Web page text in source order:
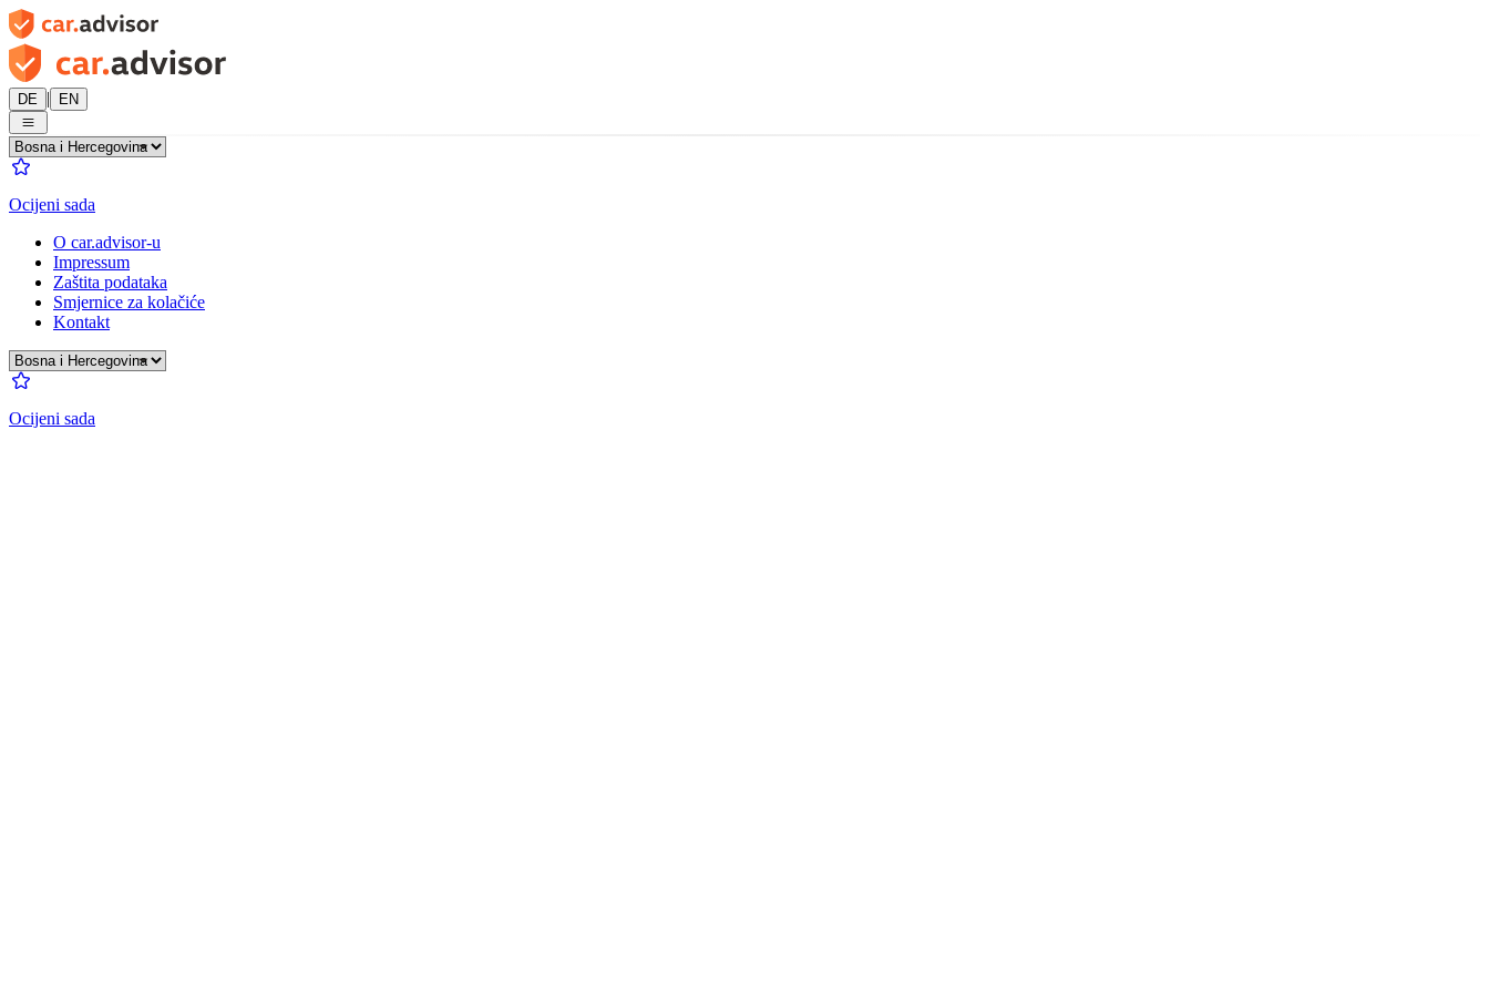
DE | EN
Ocijeni sada
O car.advisor-u
Impressum
Zaštita podataka
Smjernice za kolačiće
Kontakt
Ocijeni sada